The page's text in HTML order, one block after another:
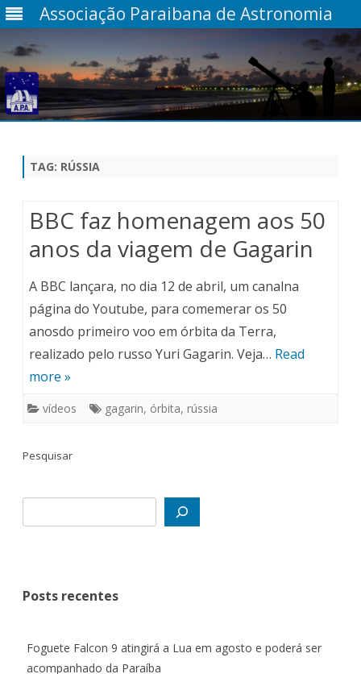
Associação Paraibana de Astronomia
TAG: RÚSSIA
BBC faz homenagem aos 50
anos da viagem de Gagarin
A BBC lançara, no dia 12 de abril, um canalna
página do Youtube, para comemerar os 50
anosdo primeiro voo em órbita da Terra,
realizado pelo russo Yuri Gagarin. Veja… Read
more »
vídeos gagarin, órbita, rússia
Pesquisar
Posts recentes
Foguete Falcon 9 atingirá a Lua em agosto e poderá ser
acompanhado da Paraíba